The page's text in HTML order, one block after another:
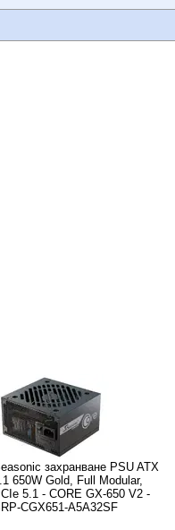
захранване PSU ATX
650W Gold, Full Modular,
5.1 - CORE GX-650 V2 -
CGX651-A5A32SF